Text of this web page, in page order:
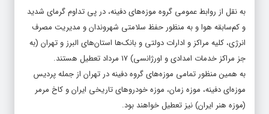
به نقل از روابط عمومی گروه موزه‌های دفینه، در پی تداوم گرمای شدید
و کم‌سابقه هوا و به منظور حفظ سلامتی شهروندان و مدیریت مصرف
انرژی، کلیه مراکز و ادارات دولتی و بانک‌ها استان‌های البرز و تهران (به
جز مراکز خدمات امدادی و اورژانسی) ۱۷ مرداد تعطیل هستند.
به همین منظور تمامی موزه‌های گروه دفینه در تهران از جمله پردیس
موزه‌ای دفینه، موزه زمان، موزه خودروهای تاریخی ایران و کاخ مرمر
(موزه هنر ایران) نیز تعطیل خواهند بود.